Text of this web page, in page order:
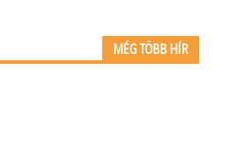
MÉG TÖBB HÍR